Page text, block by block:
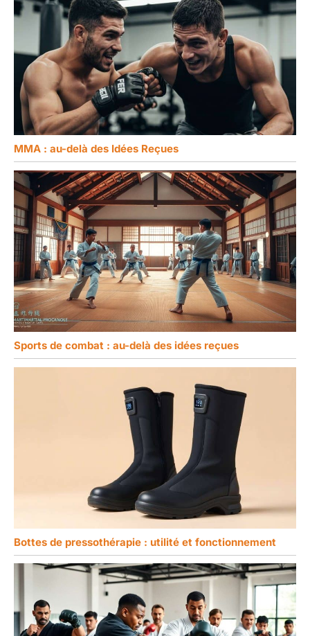
que tout le monde
puisse rester en
contact, en forme, en
bonne santé et en
sécurité*.
NEUTRALITÉ
CARBONE – L’Apple
Watch SE (2ᵉ
génération) est
neutre en carbone
lorsqu’elle est
associée à certains
bracelets. Consultez
apple.com/fr/2030
pour en savoir plus
sur l’engagement
d’Apple en faveur de
l’environnement. *
MENTIONS LÉGALES
– Ceci est un résumé
des caractéristiques
principales du
produit.
MMA : au-delà des Idées Reçues
Sports de combat : au-delà des idées reçues
Bottes de pressothérapie : utilité et fonctionnement